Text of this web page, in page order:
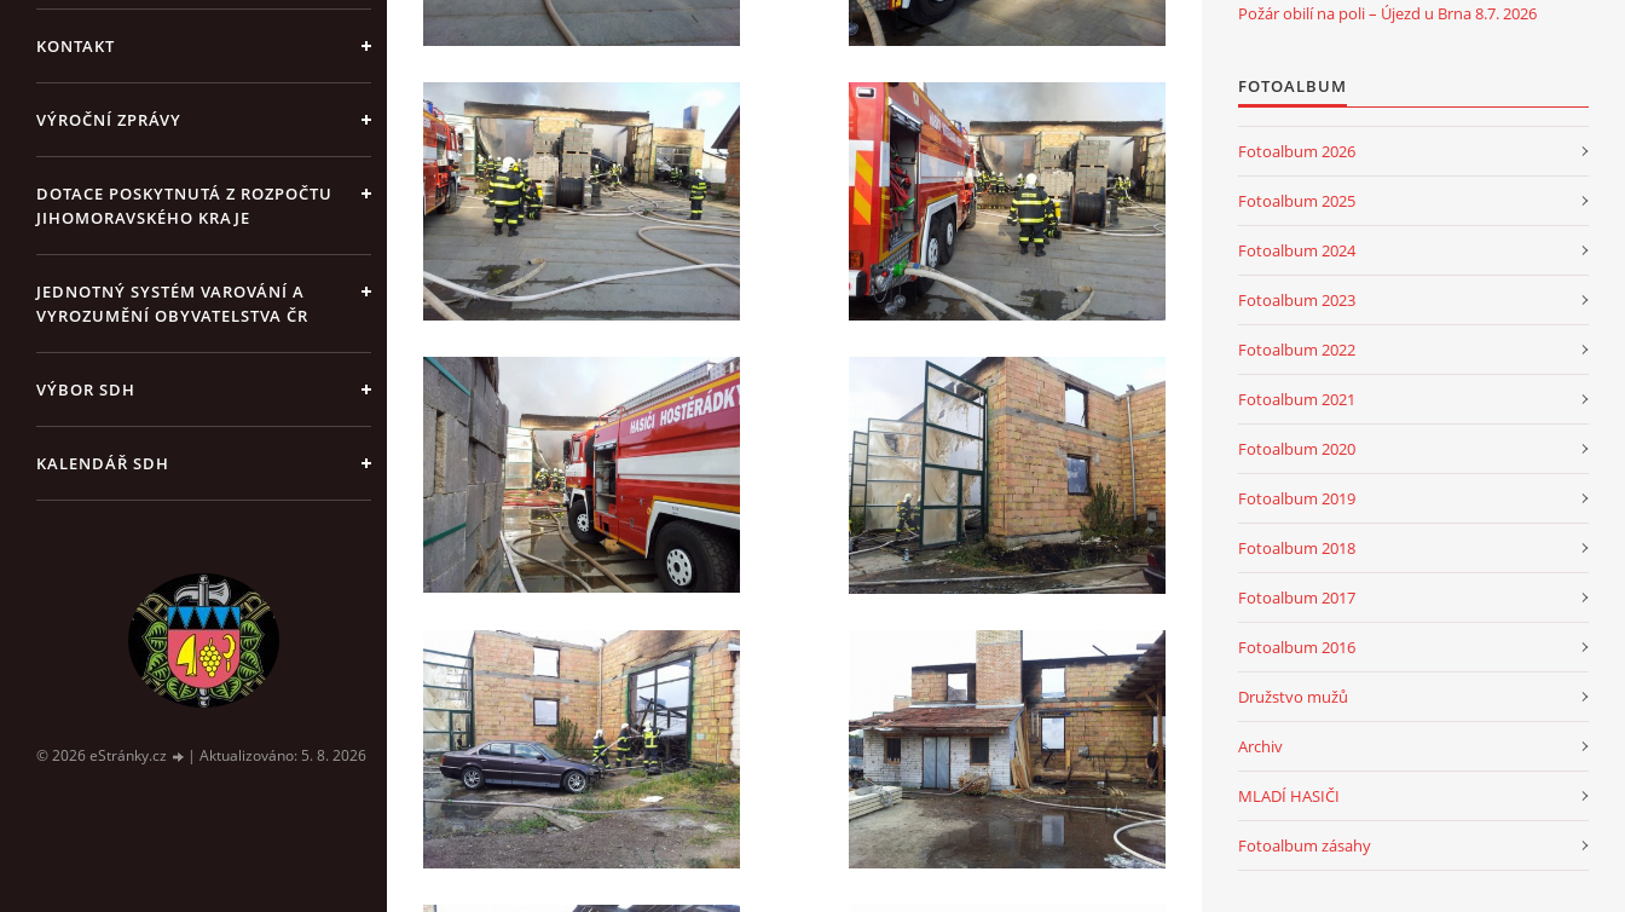
KONTAKT
VÝROČNÍ ZPRÁVY
DOTACE POSKYTNUTÁ Z ROZPOČTU
JIHOMORAVSKÉHO KRAJE
JEDNOTNÝ SYSTÉM VAROVÁNÍ A
VYROZUMĚNÍ OBYVATELSTVA ČR
VÝBOR SDH
KALENDÁŘ SDH
© 2026 eStránky.cz | Aktualizováno: 5. 8. 2026
Požár obilí na poli – Újezd u Brna 8.7. 2026
FOTOALBUM
Fotoalbum 2026
Fotoalbum 2025
Fotoalbum 2024
Fotoalbum 2023
Fotoalbum 2022
Fotoalbum 2021
Fotoalbum 2020
Fotoalbum 2019
Fotoalbum 2018
Fotoalbum 2017
Fotoalbum 2016
Družstvo mužů
Archiv
MLADÍ HASIČI
Fotoalbum zásahy